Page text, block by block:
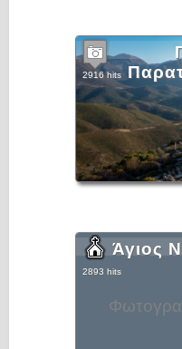
2916 hits
Άγιος
2893 hits